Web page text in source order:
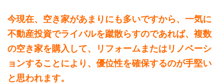
今現在、空き家があまりにも多いですから、一気に
不動産投資でライバルを蹴散らすのであれば、複数
の空き家を購入して、リフォームまたはリノベーシ
ョンすることにより、優位性を確保するのが手堅い
と思われます。